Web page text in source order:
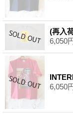
(再入
6,050
6,050